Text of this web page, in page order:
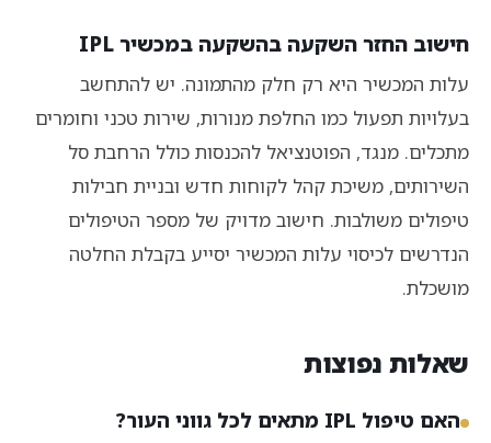
חישוב החזר השקעה בהשקעה במכשיר IPL
עלות המכשיר היא רק חלק מהתמונה. יש להתחשב
בעלויות תפעול כמו החלפת מנורות, שירות טכני וחומרים
מתכלים. מנגד, הפוטנציאל להכנסות כולל הרחבת סל
השירותים, משיכת קהל לקוחות חדש ובניית חבילות
טיפולים משולבות. חישוב מדויק של מספר הטיפולים
הנדרשים לכיסוי עלות המכשיר יסייע בקבלת החלטה
מושכלת.
שאלות נפוצות
האם טיפול IPL מתאים לכל גווני העור?